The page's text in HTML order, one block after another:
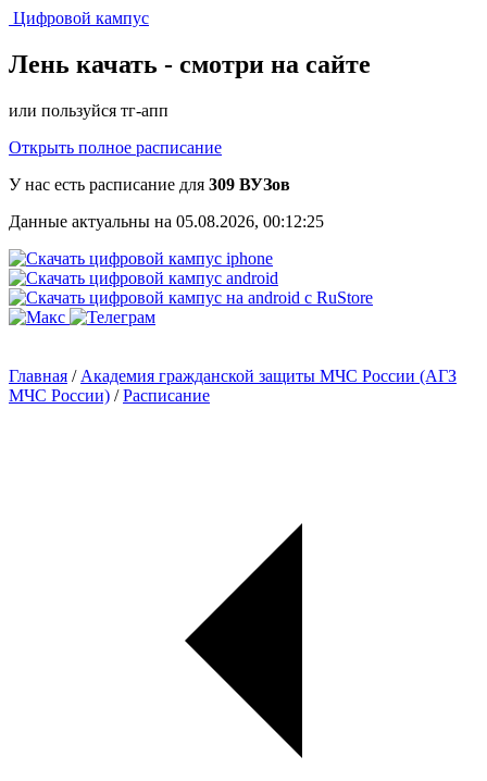
Цифровой кампус
Лень качать - смотри на сайте
или пользуйся тг-апп
Открыть полное расписание
У нас есть расписание для 309 ВУЗов
Данные актуальны на 05.08.2026, 00:12:25
Главная / Академия гражданской защиты МЧС России (АГЗ
МЧС России) /Расписание